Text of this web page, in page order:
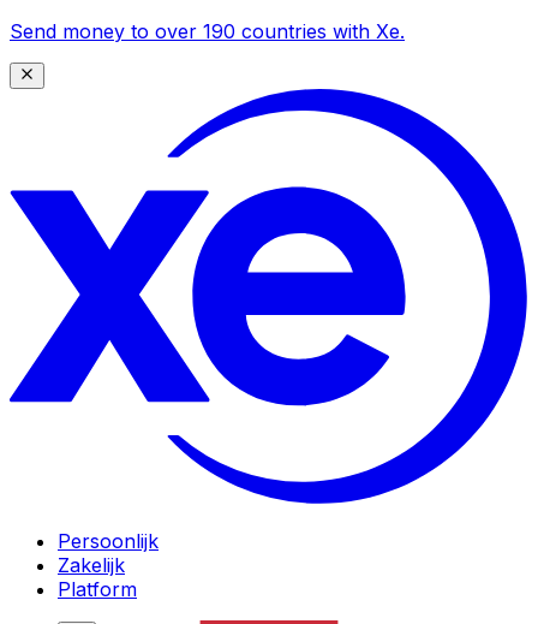
Send money to over 190 countries with Xe.
Persoonlijk
Zakelijk
Platform